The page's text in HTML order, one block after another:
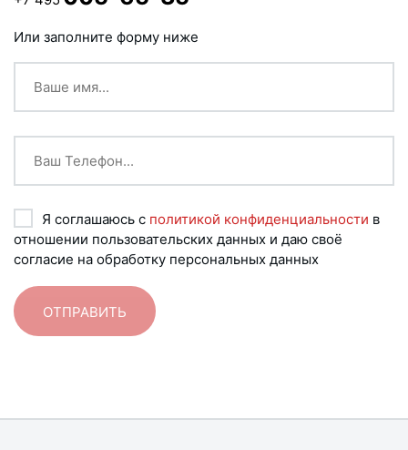
Или заполните форму ниже
Я соглашаюсь с политикой конфиденциальности в
отношении пользовательских данных и даю своё
согласие на обработку персональных данных